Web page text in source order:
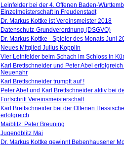
Leinfelder bei der 4. Offenen Baden-
Einzelmeisterschaft in Freudenstadt
Dr. Markus Kottke ist Vereinsmeister 2018
Datenschutz-Grundverordnung (DSGVO)
Dr. Markus Kottke - Spieler des Monats Juni
Neues Mitglied Julius Kopplin
Vier Leinfelder beim Schach im Schloss in
Karl Brettschneider und Peter Abel
Neuenahr
Karl Brettschneider trumpft auf !
Peter Abel und Karl Brettschneider aktiv bei
Fortschritt Vereinsmeisterschaft
Karl Brettschneider bei der Offenen
erfolgreich
Maiblitz: Peter Breuning
Jugendblitz Mai
Dr. Markus Kottke gewinnt Bebenhausener